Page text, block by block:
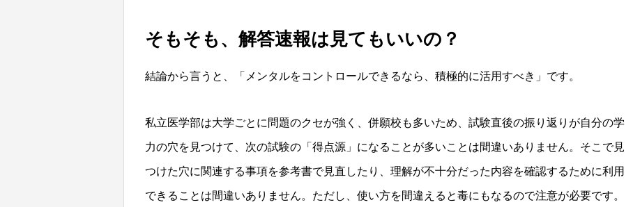
そもそも、解答速報は見てもいいの？
結論から言うと、「メンタルをコントロールできるなら、積極的に活用すべき」です。
私立医学部は大学ごとに問題のクセが強く、併願校も多いため、試験直後の振り返りが自分の学
力の穴を見つけて、次の試験の「得点源」になることが多いことは間違いありません。そこで見
つけた穴に関連する事項を参考書で見直したり、理解が不十分だった内容を確認するために利用
できることは間違いありません。ただし、使い方を間違えると毒にもなるので注意が必要です。